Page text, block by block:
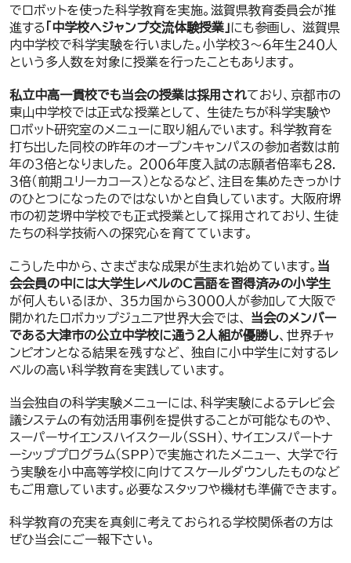
でロボットを使った科学教育を実施。滋賀県教育委員会が推
進する 「中学校へジャンプ交流体験授業」にも参画し、 滋賀県
内中学校で科学実験を行いました。小学校３～６年生２４０人
という多人数を対象に授業を行ったこともあります。
私立中高一貫校でも当会の授業は採用されており、京都市の
東山中学校では正式な授業として、 生徒たちが科学実験や
ロボット研究室のメニューに取り組んでいます。 科学教育を
打ち出した同校の昨年のオープンキャンパスの参加者数は前
年の３倍となりました。 ２００６年度入試の志願者倍率も２８．
３倍（前期ユリーカコース）となるなど、注目を集めたきっかけ
のひとつになったのではないかと自負しています。 大阪府堺
市の初芝堺中学校でも正式授業として採用されており、生徒
たちの科学技術への探究心を育てています。
こうした中から、さまざまな成果が生まれ始めています。 当
会会員の中には大学生レベルのC言語を習得済みの小学生
が何人もいるほか、 ３５カ国から３０００人が参加して大阪で
開かれたロボカップジュニア世界大会では、 当会のメンバー
である大津市の公立中学校に通う２人組が優勝し、世界チャ
ンピオンとなる結果を残すなど、 独自に小中学生に対するレ
ベルの高い科学教育を実践しています。
当会独自の科学実験メニューには、科学実験によるテレビ会
議システムの有効活用事例を提供することが可能なものや、
スーパーサイエンスハイスクール（SSH）、サイエンスパートナ
ーシッププログラム（SPP）で実施されたメニュー、 大学で行
う実験を小中高等学校に向けてスケールダウンしたものなど
もご用意しています。必要なスタッフや機材も準備できます。
科学教育の充実を真剣に考えておられる学校関係者の方は
ぜひ当会にご一報下さい。